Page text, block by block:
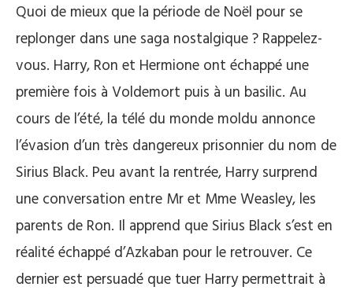
Quoi de mieux que la période de Noël pour se
replonger dans une saga nostalgique ? Rappelez-
vous. Harry, Ron et Hermione ont échappé une
première fois à Voldemort puis à un basilic. Au
cours de l’été, la télé du monde moldu annonce
l’évasion d’un très dangereux prisonnier du nom de
Sirius Black. Peu avant la rentrée, Harry surprend
une conversation entre Mr et Mme Weasley, les
parents de Ron. Il apprend que Sirius Black s’est en
réalité échappé d’Azkaban pour le retrouver. Ce
dernier est persuadé que tuer Harry permettrait à